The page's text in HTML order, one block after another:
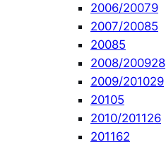
2006/20079
2007/20085
20085
2008/200928
2009/201029
20105
2010/201126
201162